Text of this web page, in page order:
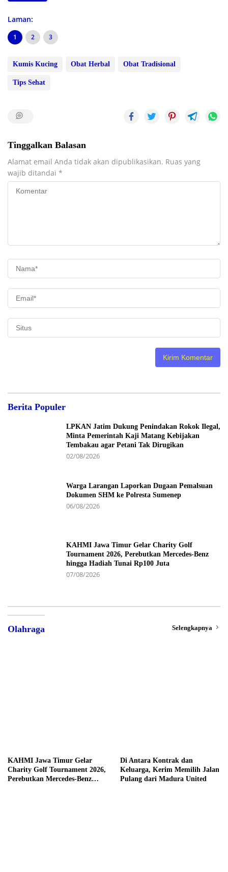
Laman:
1 2 3
Kumis Kucing Obat Herbal Obat Tradisional
Tips Sehat
Tinggalkan Balasan
Alamat email Anda tidak akan dipublikasikan. Ruas yang
wajib ditandai *
Berita Populer
LPKAN Jatim Dukung Penindakan Rokok Ilegal,
Minta Pemerintah Kaji Matang Kebijakan
Tembakau agar Petani Tak Dirugikan
02/08/2026
Warga Larangan Laporkan Dugaan Pemalsuan
Dokumen SHM ke Polresta Sumenep
06/08/2026
KAHMI Jawa Timur Gelar Charity Golf
Tournament 2026, Perebutkan Mercedes-Benz
hingga Hadiah Tunai Rp100 Juta
07/08/2026
Olahraga Selengkapnya
KAHMI Jawa Timur Gelar
Charity Golf Tournament 2026,
Perebutkan Mercedes-Benz
Di Antara Kontrak dan
Keluarga, Kerim Memilih Jalan
Pulang dari Madura United